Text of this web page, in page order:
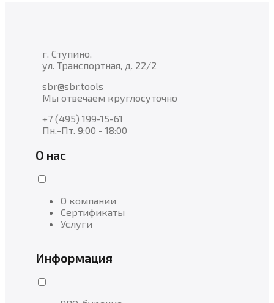
г. Ступино,
ул. Транспортная, д. 22/2
sbr@sbr.tools
Мы отвечаем круглосуточно
+7 (495) 199-15-61
Пн.-Пт. 9:00 - 18:00
О нас
О компании
Сертификаты
Услуги
Информация